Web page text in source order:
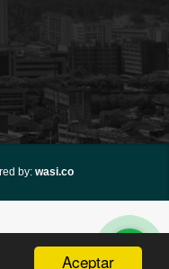
Aceptar
by: wasi.co